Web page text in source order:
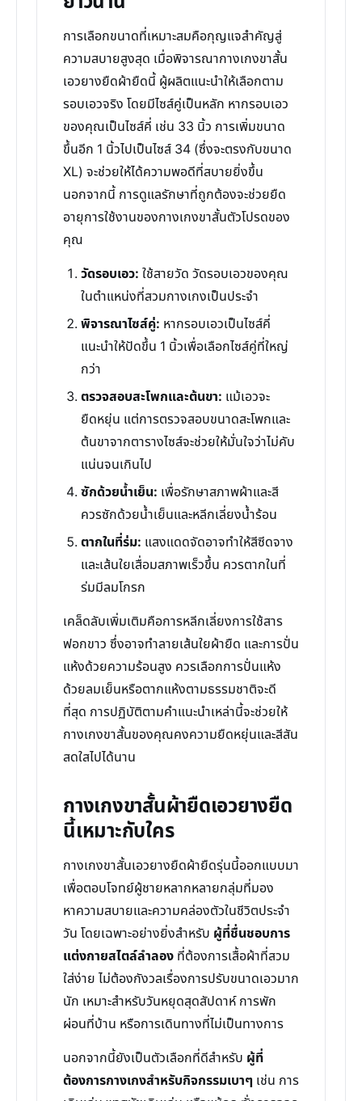
การเลือกขนาดที่เหมาะสมคือกุญแจสำคัญสู่
ความสบายสูงสุด เมื่อพิจารณากางเกงขาสั้น
เอวยางยืดผ้ายืดนี้ ผู้ผลิตแนะนำให้เลือกตาม
รอบเอวจริง โดยมีไซส์คู่เป็นหลัก หากรอบเอว
ของคุณเป็นไซส์คี่ เช่น 33 นิ้ว การเพิ่มขนาด
ขึ้นอีก 1 นิ้วไปเป็นไซส์ 34 (ซึ่งจะตรงกับขนาด
XL) จะช่วยให้ได้ความพอดีที่สบายยิ่งขึ้น
นอกจากนี้ การดูแลรักษาที่ถูกต้องจะช่วยยืด
อายุการใช้งานของกางเกงขาสั้นตัวโปรดของ
คุณ
วัดรอบเอว: ใช้สายวัด วัดรอบเอวของคุณ
ในตำแหน่งที่สวมกางเกงเป็นประจำ
พิจารณาไซส์คู่: หากรอบเอวเป็นไซส์คี่
แนะนำให้ปัดขึ้น 1 นิ้วเพื่อเลือกไซส์คู่ที่ใหญ่
กว่า
ตรวจสอบสะโพกและต้นขา: แม้เอวจะ
ยืดหยุ่น แต่การตรวจสอบขนาดสะโพกและ
ต้นขาจากตารางไซส์จะช่วยให้มั่นใจว่าไม่คับ
แน่นจนเกินไป
ซักด้วยน้ำเย็น: เพื่อรักษาสภาพผ้าและสี
ควรซักด้วยน้ำเย็นและหลีกเลี่ยงน้ำร้อน
ตากในที่ร่ม: แสงแดดจัดอาจทำให้สีซีดจาง
และเส้นใยเสื่อมสภาพเร็วขึ้น ควรตากในที่
ร่มมีลมโกรก
เคล็ดลับเพิ่มเติมคือการหลีกเลี่ยงการใช้สาร
ฟอกขาว ซึ่งอาจทำลายเส้นใยผ้ายืด และการปั่น
แห้งด้วยความร้อนสูง ควรเลือกการปั่นแห้ง
ด้วยลมเย็นหรือตากแห้งตามธรรมชาติจะดี
ที่สุด การปฏิบัติตามคำแนะนำเหล่านี้จะช่วยให้
กางเกงขาสั้นของคุณคงความยืดหยุ่นและสีสัน
สดใสไปได้นาน
กางเกงขาสั้นผ้ายืดเอวยางยืด
นี้เหมาะกับใคร
กางเกงขาสั้นเอวยางยืดผ้ายืดรุ่นนี้ออกแบบมา
เพื่อตอบโจทย์ผู้ชายหลากหลายกลุ่มที่มอง
หาความสบายและความคล่องตัวในชีวิตประจำ
วัน โดยเฉพาะอย่างยิ่งสำหรับ ผู้ที่ชื่นชอบการ
แต่งกายสไตล์ลำลอง ที่ต้องการเสื้อผ้าที่สวม
ใส่ง่าย ไม่ต้องกังวลเรื่องการปรับขนาดเอวมาก
นัก เหมาะสำหรับวันหยุดสุดสัปดาห์ การพัก
ผ่อนที่บ้าน หรือการเดินทางที่ไม่เป็นทางการ
นอกจากนี้ยังเป็นตัวเลือกที่ดีสำหรับ ผู้ที่
ต้องการกางเกงสำหรับกิจกรรมเบาๆ เช่น การ